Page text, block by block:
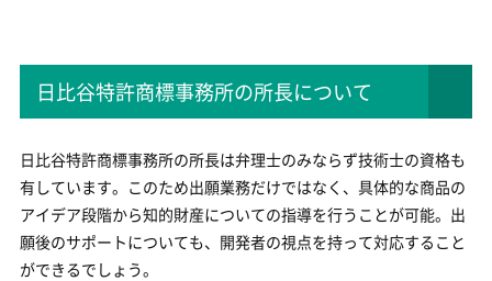
日比谷特許商標事務所の所長について
日比谷特許商標事務所の所長は弁理士のみならず技術士の資格も
有しています。このため出願業務だけではなく、具体的な商品の
アイデア段階から知的財産についての指導を行うことが可能。出
願後のサポートについても、開発者の視点を持って対応すること
ができるでしょう。